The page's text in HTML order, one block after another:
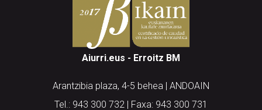
Aiurri.eus - Erroitz BM
Arantzibia plaza, 4-5 behea | ANDOAIN
Tel.: 943 300 732 | Faxa: 943 300 731